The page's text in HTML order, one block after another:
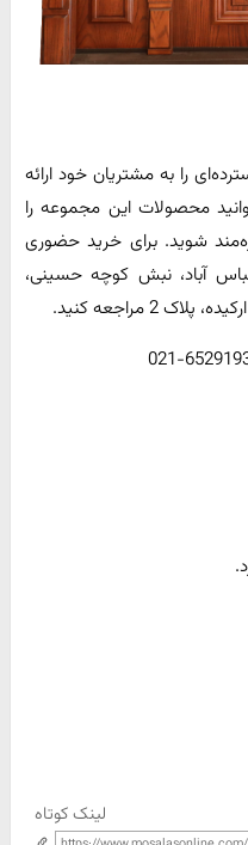
را به مشتریان خود ارائه
محصولات این مجموعه را
شوید. برای خرید حضوری
آباد، نبش کوچه حسینی،
2 مراجعه کنید.
لینک کوتاه